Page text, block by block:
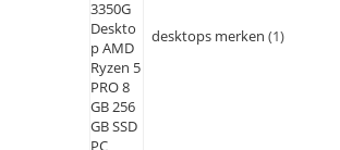
desktops merken 1